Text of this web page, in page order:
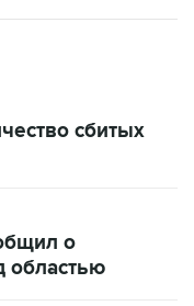
сбитых
о
областью